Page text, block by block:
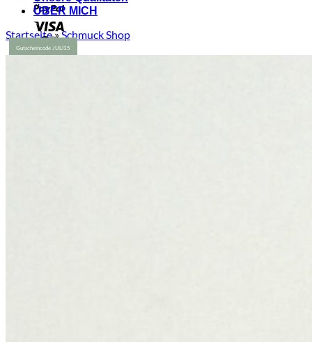
Transfer
PayPal
MasterCard
American
ÜBER MICH
Startseite»Schmuck Shop